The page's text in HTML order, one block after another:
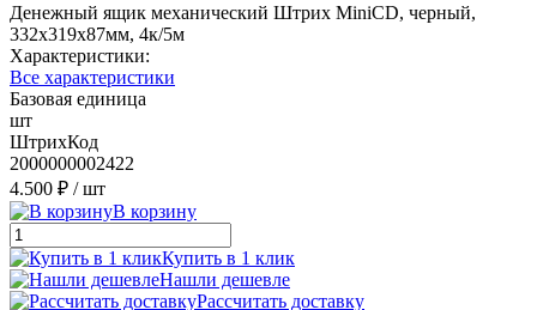
Денежный ящик механический Штрих MiniCD, черный,
332х319х87мм, 4к/5м
Характеристики:
Все характеристики
Базовая единица
шт
ШтрихКод
2000000002422
4.500 ₽ / шт
В корзину
Купить в 1 клик
Нашли дешевле
Рассчитать доставку